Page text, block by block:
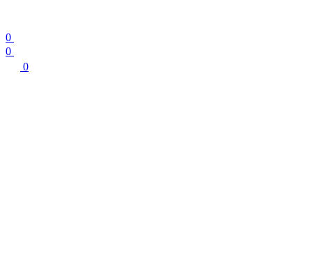
0
0
0